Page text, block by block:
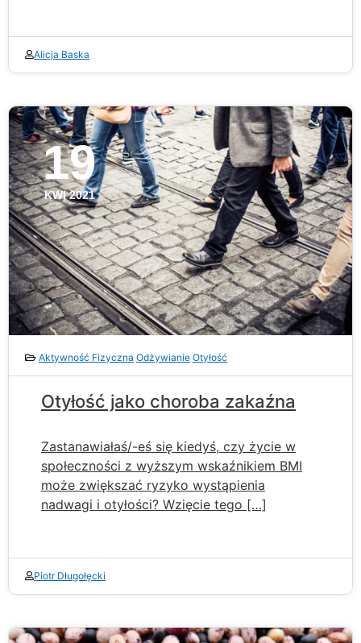
Alicja Baska
19
KWI 2021
Aktywność Fizyczna Odżywianie Otyłość
Otyłość jako choroba zakaźna
Zastanawiałaś/-eś się kiedyś, czy życie w
społeczności z wyższym wskaźnikiem BMI
może zwiększać ryzyko wystąpienia
nadwagi i otyłości? Wzięcie tego […]
Piotr Długołęcki